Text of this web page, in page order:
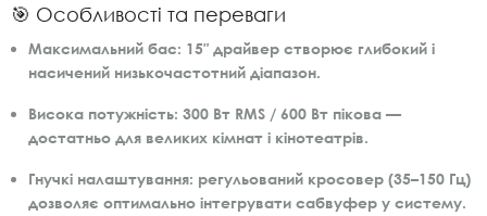
🎯 Особливості та переваги
Максимальний бас: 15″ драйвер створює глибокий і
насичений низькочастотний діапазон.
Висока потужність: 300 Вт RMS / 600 Вт пікова —
достатньо для великих кімнат і кінотеатрів.
Гнучкі налаштування: регульований кросовер (35–150 Гц)
дозволяє оптимально інтегрувати сабвуфер у систему.